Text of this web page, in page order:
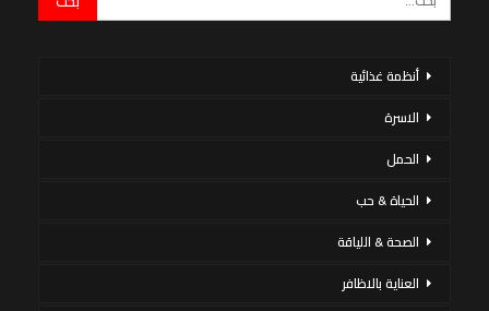
أنظمة غذائية
الاسرة
الحمل
الحياة & حب
الصحة & اللياقة
العناية بالاظافر